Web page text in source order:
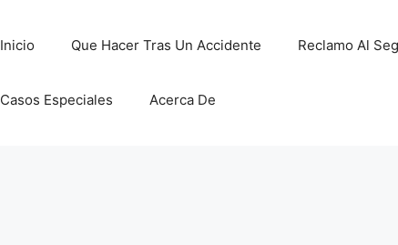
Inicio Que Hacer Tras Un Accidente Reclamo Al
Casos Especiales Acerca De